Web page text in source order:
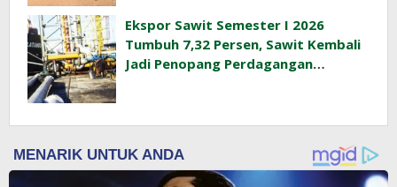
Ekspor Sawit Semester I 2026
Tumbuh 7,32 Persen, Sawit Kembali
Jadi Penopang Perdagangan